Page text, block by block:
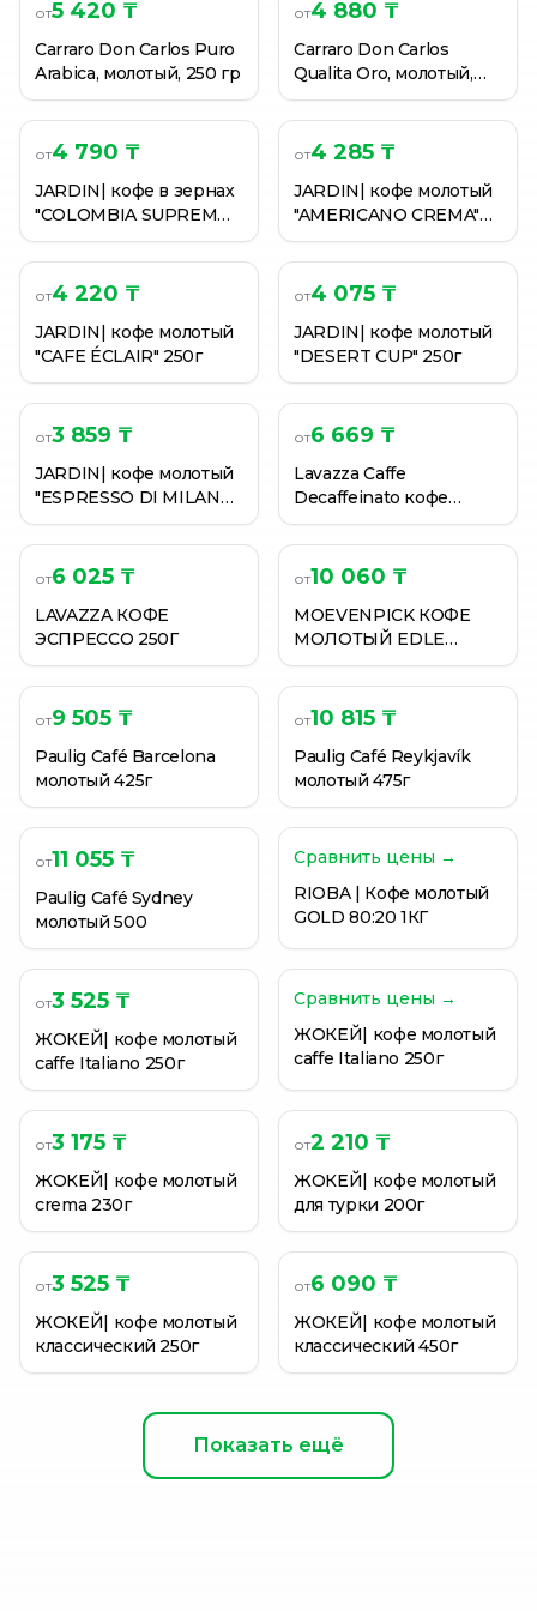
от5 420 ₸
Carraro Don Carlos Puro
Arabica, молотый, 250 гр
от4 880 ₸
Carraro Don Carlos
Qualita Oro, молотый,
250 гр
от4 790 ₸
JARDIN| кофе в зернах
"COLOMBIA SUPREMO"
250г
от4 285 ₸
JARDIN| кофе молотый
"AMERICANO CREMA"
250г
от4 220 ₸
JARDIN| кофе молотый
"CAFE ÉCLAIR" 250г
от4 075 ₸
JARDIN| кофе молотый
"DESERT CUP" 250г
от3 859 ₸
JARDIN| кофе молотый
"ESPRESSO DI MILANO"
250г
от6 669 ₸
Lavazza Caffe
Decaffeinato кофе
молотый, 250 г
от6 025 ₸
LAVAZZA КОФЕ
ЭСПРЕССО 250Г
от10 060 ₸
MOEVENPICK КОФЕ
МОЛОТЫЙ EDLE
KOMPO. 500Г
от9 505 ₸
Paulig Café Barcelona
молотый 425г
от10 815 ₸
Paulig Café Reykjavík
молотый 475г
от11 055 ₸
Paulig Café Sydney
молотый 500
Сравнить цены →
RIOBA | Кофе молотый
GOLD 80:20 1КГ
от3 525 ₸
ЖОКЕЙ| кофе молотый
caffe Italiano 250г
Сравнить цены →
ЖОКЕЙ| кофе молотый
caffe Italiano 250г
от3 175 ₸
ЖОКЕЙ| кофе молотый
crema 230г
от2 210 ₸
ЖОКЕЙ| кофе молотый
для турки 200г
от3 525 ₸
ЖОКЕЙ| кофе молотый
классический 250г
от6 090 ₸
ЖОКЕЙ| кофе молотый
классический 450г
Показать ещё
ЖОКЕЙ| кофе молотый для турки 200г
ЖОКЕЙ| кофе молотый классический 250г
ЖОКЕЙ| кофе молотый классический 450г